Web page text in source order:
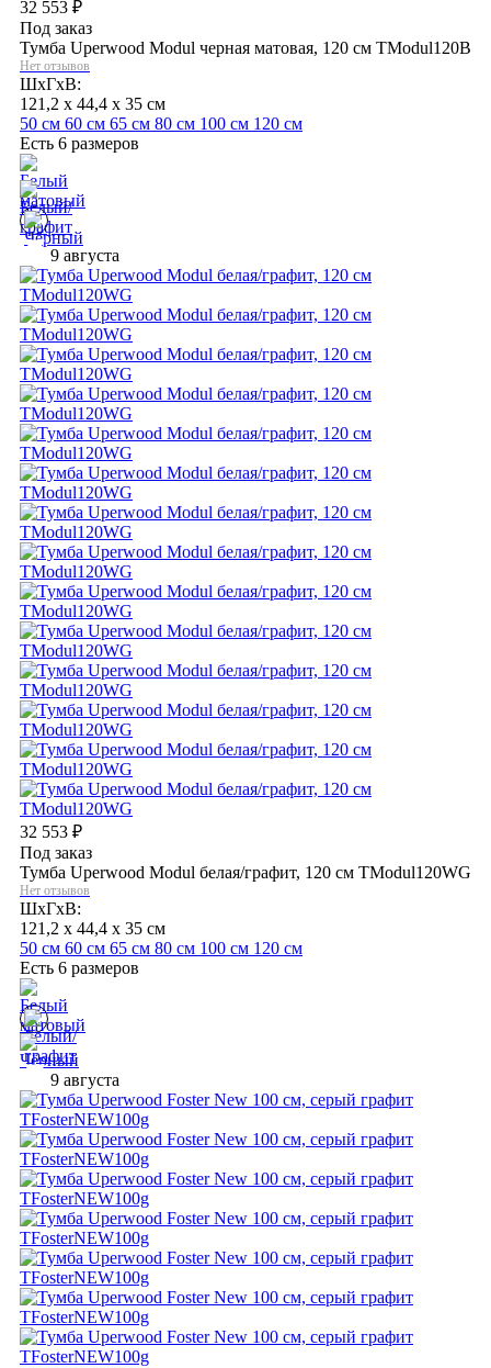
32 553 ₽
Под заказ
Тумба Uperwood Modul черная матовая, 120 см TModul120B
Нет отзывов
ШхГхВ:
121,2 x 44,4 x 35 см
50 см 60 см 65 см 80 см 100 см 120 см
Есть 6 размеров
9 августа
32 553 ₽
Под заказ
Тумба Uperwood Modul белая/графит, 120 см TModul120WG
Нет отзывов
ШхГхВ:
121,2 x 44,4 x 35 см
50 см 60 см 65 см 80 см 100 см 120 см
Есть 6 размеров
9 августа